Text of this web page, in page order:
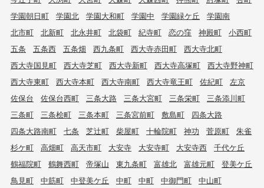
学園朝日町
学園北 学園大和町 学園中 学園緑ケ丘
学園南
北市町
北新町 北永井町 北袋町 紀寺町 恋の窪 神殿町
小西町
五条
五条西 五条畑 西九条町 西大寺赤田町
西大寺北町
西大寺国見町
西大寺芝町 西大寺新町 西大寺高塚町
西大寺野神町
西大寺東町
西大寺本町 西大寺南町 西大寺竜王町 佐紀町
左京
佐保台
佐保台西町 三条大路 三条大宮町 三条栄町
三条添川町
三条町
三条桧町 三条本町 三条宮前町 敷島町
四条大路
四条大路南町
七条 芝辻町 柴屋町 十輪院町 神功 菅原町
朱雀
杉ケ町
高畑町 高天市町 大安寺 大安寺町 大安寺西
千代ケ丘
鶴福院町
鶴舞西町 帝塚山 東九条町 富雄北 富雄元町
登美ケ丘
鳥見町
中筋町 中登美ケ丘 中町 中町 中御門町
中山町